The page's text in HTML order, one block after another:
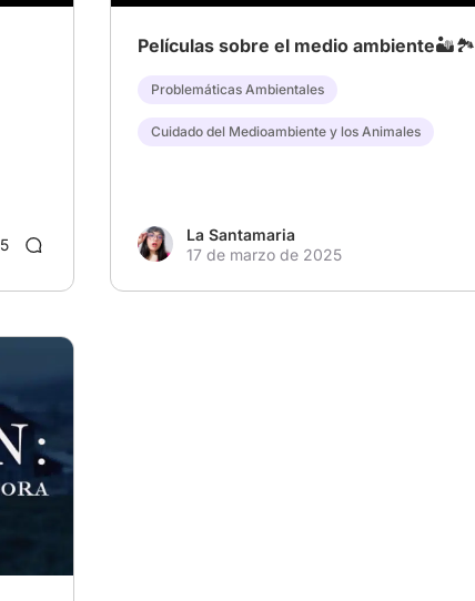
5
Películas sobre el medio ambiente🏜️🏞️
Problemáticas Ambientales
Cuidado del Medioambiente y los Animales
La Santamaria
17 de marzo de 2025